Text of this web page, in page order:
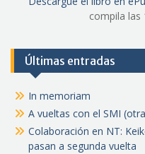
compila las
Últimas entradas
In memoriam
A vueltas con el SMI
Colaboración en NT:
pasan a segunda vuelta